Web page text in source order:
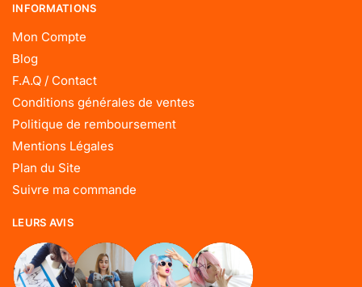
INFORMATIONS
Mon Compte
Blog
F.A.Q / Contact
Conditions générales de ventes
Politique de remboursement
Mentions Légales
Plan du Site
Suivre ma commande
LEURS AVIS